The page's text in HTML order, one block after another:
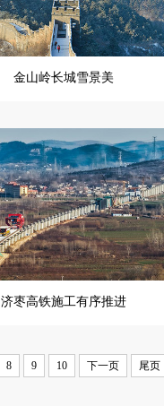
金山岭长城雪景美
济枣高铁施工有序推进
8 9 10 下一页 尾页